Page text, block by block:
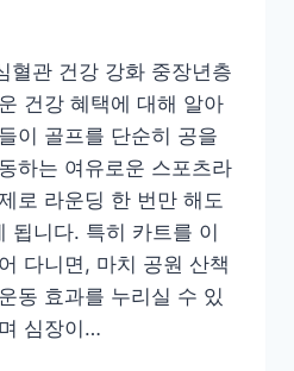
혈관 건강 강화 중장년층
건강 혜택에 대해 알아
이 골프를 단순히 공을
하는 여유로운 스포츠라
로 라운딩 한 번만 해도
됩니다. 특히 카트를 이
다니면, 마치 공원 산책
동 효과를 누리실 수 있
심장이…